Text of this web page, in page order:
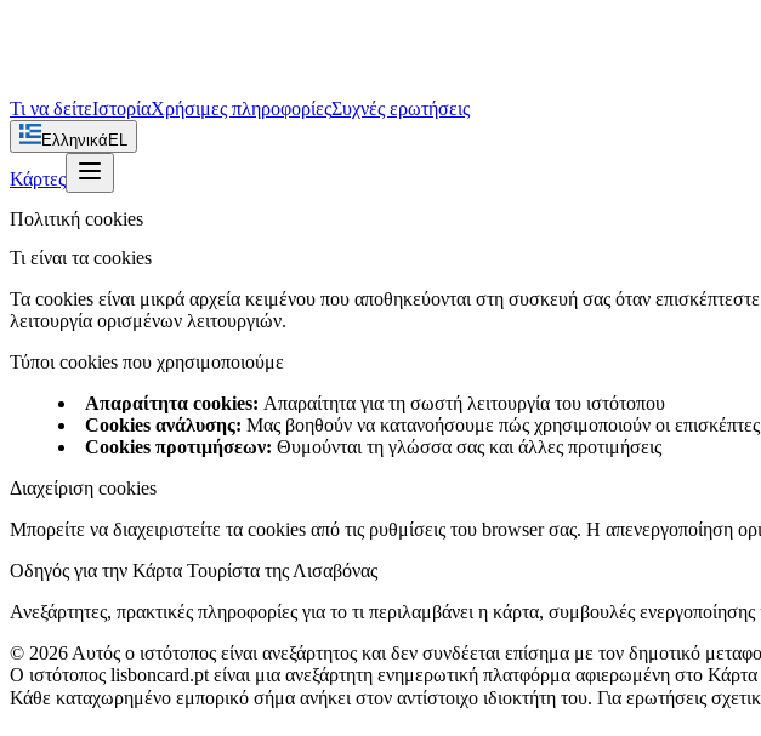
Τι να δείτεΙστορίαΧρήσιμες πληροφορίεςΣυχνές ερωτήσεις
Ελληνικά EL
Κάρτες
Πολιτική cookies
Τι είναι τα cookies
Τα cookies είναι μικρά αρχεία κειμένου που αποθηκεύονται στη συσκευή σας όταν
λειτουργία ορισμένων λειτουργιών.
Τύποι cookies που χρησιμοποιούμε
Απαραίτητα cookies: Απαραίτητα για τη σωστή λειτουργία του ιστότοπου
Cookies ανάλυσης: Μας βοηθούν να κατανοήσουμε πώς χρησιμοποιούν οι επισκέπτες
Cookies προτιμήσεων: Θυμούνται τη γλώσσα σας και άλλες προτιμήσεις
Διαχείριση cookies
Μπορείτε να διαχειριστείτε τα cookies από τις ρυθμίσεις του browser σας. Η απενεργοποίηση
Οδηγός για την Κάρτα Τουρίστα της Λισαβόνας
Ανεξάρτητες, πρακτικές πληροφορίες για το τι περιλαμβάνει η κάρτα, συμβουλές
© 2026 Αυτός ο ιστότοπος είναι ανεξάρτητος και δεν συνδέεται επίσημα με τον δημοτικό
Ο ιστότοπος lisboncard.pt είναι μια ανεξάρτητη ενημερωτική πλατφόρμα αφιερωμένη στο
Κάθε καταχωρημένο εμπορικό σήμα ανήκει στον αντίστοιχο ιδιοκτήτη του. Για ερωτήσεις